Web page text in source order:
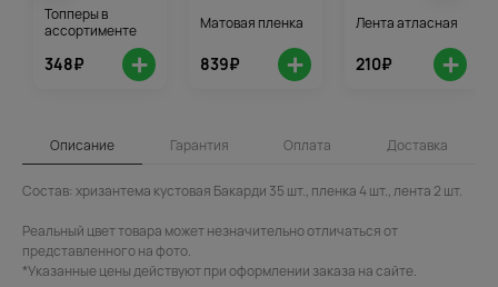
Топперы в
ассортименте
348₽ +
Матовая пленка
839₽ +
Лента атласная
210₽ +
Описание Гарантия Оплата Доставка
Состав: хризантема кустовая Бакарди 35 шт., пленка 4 шт., лента 2 шт.
Реальный цвет товара может незначительно отличаться от
представленного на фото.
*Указанные цены действуют при оформлении заказа на сайте.